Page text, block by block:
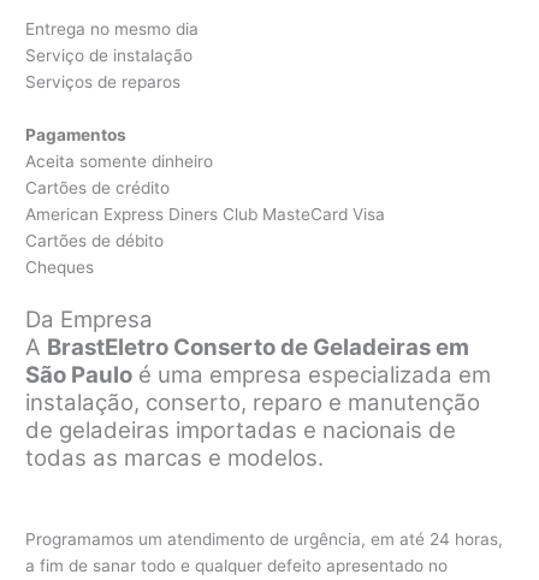
Entrega no mesmo dia
Serviço de instalação
Serviços de reparos
Pagamentos
Aceita somente dinheiro
Cartões de crédito
American Express Diners Club MasteCard Visa
Cartões de débito
Cheques
Da Empresa
A BrastEletro Conserto de Geladeiras em
São Paulo é uma empresa especializada em
instalação, conserto, reparo e manutenção
de geladeiras importadas e nacionais de
todas as marcas e modelos.
Programamos um atendimento de urgência, em até 24 horas,
a fim de sanar todo e qualquer defeito apresentado no